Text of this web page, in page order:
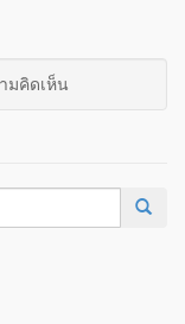
มคิดเห็น